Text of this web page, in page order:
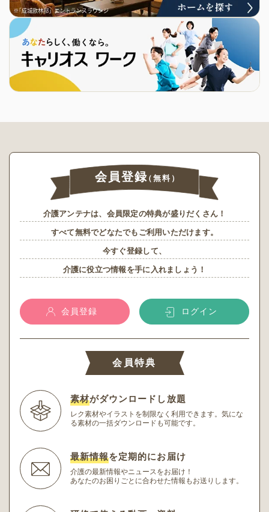
会員登録（無料）
介護アンテナは、会員限定の特典が盛りだくさん！
すべて無料でどなたでもご利用いただけます。
今すぐ登録して、
介護に役立つ情報を手に入れましょう！
会員登録 ログイン
会員特典
素材がダウンロードし放題
レク素材やイラストを制限なく利用できます。 気にな
る素材の一括ダウンロードも可能です。
最新情報を定期的にお届け
介護の最新情報やニュースをお届け！
あなたのお困りごとに合わせた情報もお送りします。